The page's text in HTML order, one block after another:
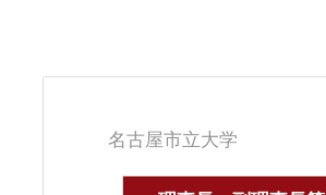
名古屋市立大学